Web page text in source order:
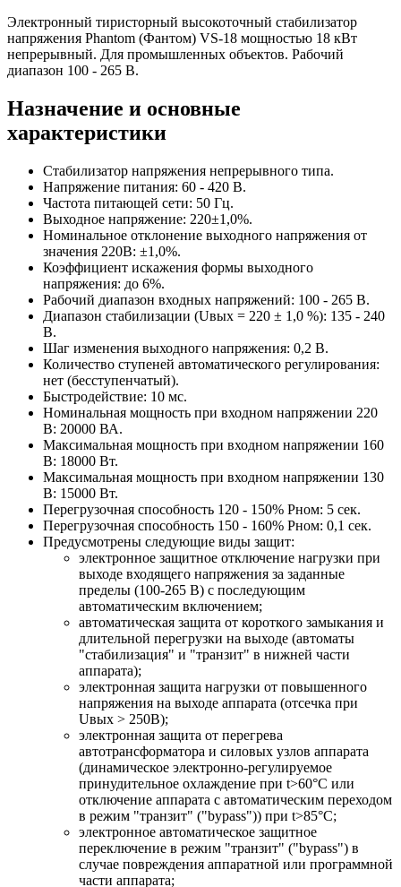
Электронный тиристорный высокоточный стабилизатор
напряжения Phantom (Фантом) VS-18 мощностью 18 кВт
непрерывный. Для промышленных объектов. Рабочий
диапазон 100 - 265 В.
Назначение и основные
характеристики
Стабилизатор напряжения непрерывного типа.
Напряжение питания: 60 - 420 В.
Частота питающей сети: 50 Гц.
Выходное напряжение: 220±1,0%.
Номинальное отклонение выходного напряжения от
значения 220В: ±1,0%.
Коэффициент искажения формы выходного
напряжения: до 6%.
Рабочий диапазон входных напряжений: 100 - 265 В.
Диапазон стабилизации (Uвых = 220 ± 1,0 %): 135 - 240
В.
Шаг изменения выходного напряжения: 0,2 В.
Количество ступеней автоматического регулирования:
нет (бесступенчатый).
Быстродействие: 10 мс.
Номинальная мощность при входном напряжении 220
В: 20000 ВА.
Максимальная мощность при входном напряжении 160
В: 18000 Вт.
Максимальная мощность при входном напряжении 130
В: 15000 Вт.
Перегрузочная способность 120 - 150% Pном: 5 сек.
Перегрузочная способность 150 - 160% Pном: 0,1 сек.
Предусмотрены следующие виды защит:
электронное защитное отключение нагрузки при
выходе входящего напряжения за заданные
пределы (100-265 В) с последующим
автоматическим включением;
автоматическая защита от короткого замыкания и
длительной перегрузки на выходе (автоматы
"стабилизация" и "транзит" в нижней части
аппарата);
электронная защита нагрузки от повышенного
напряжения на выходе аппарата (отсечка при
Uвых > 250В);
электронная защита от перегрева
автотрансформатора и силовых узлов аппарата
(динамическое электронно-регулируемое
принудительное охлаждение при t>60°С или
отключение аппарата с автоматическим переходом
в режим "транзит" ("bypass")) при t>85°С;
электронное автоматическое защитное
переключение в режим "транзит" ("bypass") в
случае повреждения аппаратной или программной
части аппарата;